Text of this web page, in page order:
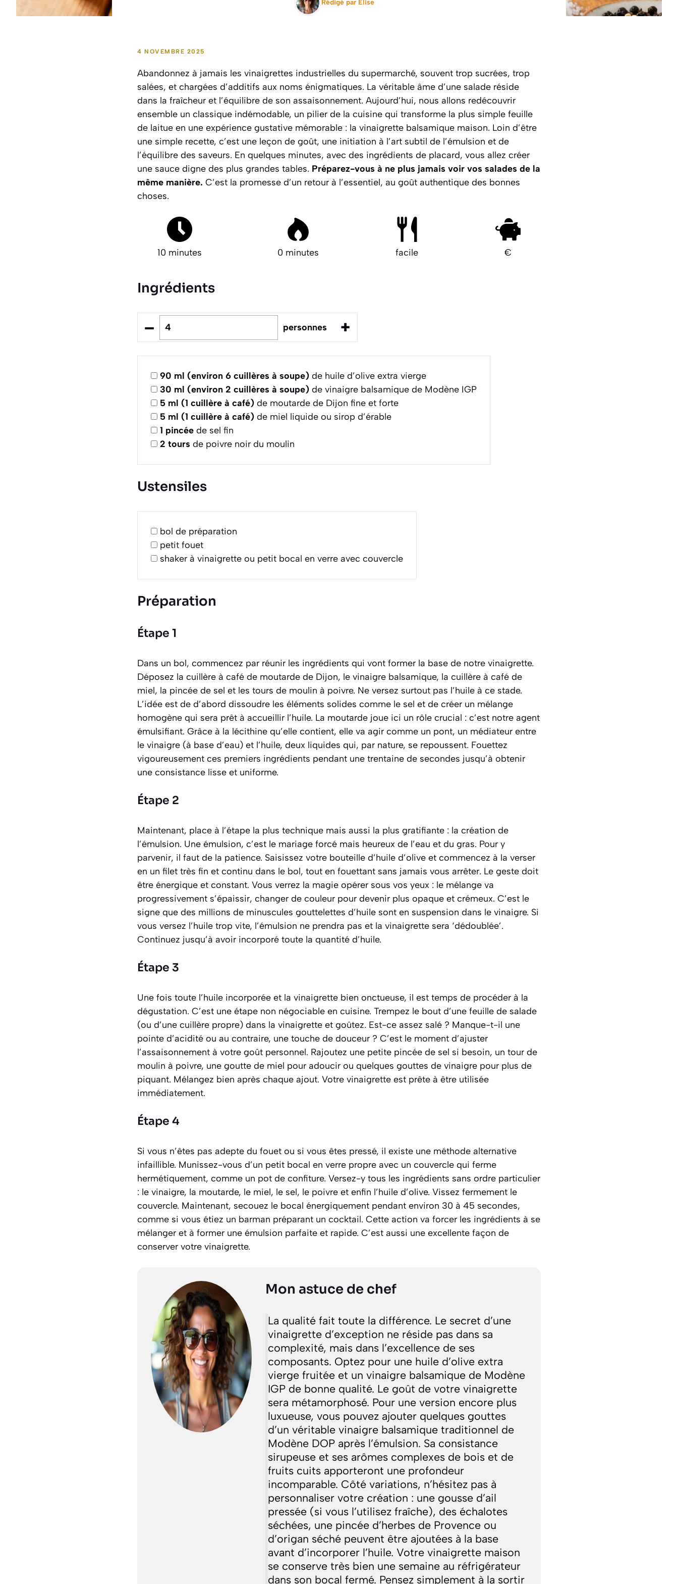
Rédigé par Elise
4 NOVEMBRE 2025
Abandonnez à jamais les vinaigrettes industrielles du supermarché, souvent trop sucrées, trop
salées, et chargées d’additifs aux noms énigmatiques. La véritable âme d’une salade réside
dans la fraîcheur et l’équilibre de son assaisonnement. Aujourd’hui, nous allons redécouvrir
ensemble un classique indémodable, un pilier de la cuisine qui transforme la plus simple feuille
de laitue en une expérience gustative mémorable : la vinaigrette balsamique maison. Loin d’être
une simple recette, c’est une leçon de goût, une initiation à l’art subtil de l’émulsion et de
l’équilibre des saveurs. En quelques minutes, avec des ingrédients de placard, vous allez créer
une sauce digne des plus grandes tables. Préparez-vous à ne plus jamais voir vos salades de la
même manière. C’est la promesse d’un retour à l’essentiel, au goût authentique des bonnes
choses.
10 minutes 0 minutes facile €
Ingrédients
– personnes +
90 ml (environ 6 cuillères à soupe) de huile d’olive extra vierge
30 ml (environ 2 cuillères à soupe) de vinaigre balsamique de Modène IGP
5 ml (1 cuillère à café) de moutarde de Dijon fine et forte
5 ml (1 cuillère à café) de miel liquide ou sirop d’érable
1 pincée de sel fin
2 tours de poivre noir du moulin
Ustensiles
bol de préparation
petit fouet
shaker à vinaigrette ou petit bocal en verre avec couvercle
Préparation
Étape 1
Dans un bol, commencez par réunir les ingrédients qui vont former la base de notre vinaigrette.
Déposez la cuillère à café de moutarde de Dijon, le vinaigre balsamique, la cuillère à café de
miel, la pincée de sel et les tours de moulin à poivre. Ne versez surtout pas l’huile à ce stade.
L’idée est de d’abord dissoudre les éléments solides comme le sel et de créer un mélange
homogène qui sera prêt à accueillir l’huile. La moutarde joue ici un rôle crucial : c’est notre agent
émulsifiant. Grâce à la lécithine qu’elle contient, elle va agir comme un pont, un médiateur entre
le vinaigre (à base d’eau) et l’huile, deux liquides qui, par nature, se repoussent. Fouettez
vigoureusement ces premiers ingrédients pendant une trentaine de secondes jusqu’à obtenir
une consistance lisse et uniforme.
Étape 2
Maintenant, place à l’étape la plus technique mais aussi la plus gratifiante : la création de
l’émulsion. Une émulsion, c’est le mariage forcé mais heureux de l’eau et du gras. Pour y
parvenir, il faut de la patience. Saisissez votre bouteille d’huile d’olive et commencez à la verser
en un filet très fin et continu dans le bol, tout en fouettant sans jamais vous arrêter. Le geste doit
être énergique et constant. Vous verrez la magie opérer sous vos yeux : le mélange va
progressivement s’épaissir, changer de couleur pour devenir plus opaque et crémeux. C’est le
signe que des millions de minuscules gouttelettes d’huile sont en suspension dans le vinaigre. Si
vous versez l’huile trop vite, l’émulsion ne prendra pas et la vinaigrette sera ‘dédoublée’.
Continuez jusqu’à avoir incorporé toute la quantité d’huile.
Étape 3
Une fois toute l’huile incorporée et la vinaigrette bien onctueuse, il est temps de procéder à la
dégustation. C’est une étape non négociable en cuisine. Trempez le bout d’une feuille de salade
(ou d’une cuillère propre) dans la vinaigrette et goûtez. Est-ce assez salé ? Manque-t-il une
pointe d’acidité ou au contraire, une touche de douceur ? C’est le moment d’ajuster
l’assaisonnement à votre goût personnel. Rajoutez une petite pincée de sel si besoin, un tour de
moulin à poivre, une goutte de miel pour adoucir ou quelques gouttes de vinaigre pour plus de
piquant. Mélangez bien après chaque ajout. Votre vinaigrette est prête à être utilisée
immédiatement.
Étape 4
Si vous n’êtes pas adepte du fouet ou si vous êtes pressé, il existe une méthode alternative
infaillible. Munissez-vous d’un petit bocal en verre propre avec un couvercle qui ferme
hermétiquement, comme un pot de confiture. Versez-y tous les ingrédients sans ordre particulier
: le vinaigre, la moutarde, le miel, le sel, le poivre et enfin l’huile d’olive. Vissez fermement le
couvercle. Maintenant, secouez le bocal énergiquement pendant environ 30 à 45 secondes,
comme si vous étiez un barman préparant un cocktail. Cette action va forcer les ingrédients à se
mélanger et à former une émulsion parfaite et rapide. C’est aussi une excellente façon de
conserver votre vinaigrette.
Mon astuce de chef
La qualité fait toute la différence. Le secret d’une
vinaigrette d’exception ne réside pas dans sa
complexité, mais dans l’excellence de ses
composants. Optez pour une huile d’olive extra
vierge fruitée et un vinaigre balsamique de Modène
IGP de bonne qualité. Le goût de votre vinaigrette
sera métamorphosé. Pour une version encore plus
luxueuse, vous pouvez ajouter quelques gouttes
d’un véritable vinaigre balsamique traditionnel de
Modène DOP après l’émulsion. Sa consistance
sirupeuse et ses arômes complexes de bois et de
fruits cuits apporteront une profondeur
incomparable. Côté variations, n’hésitez pas à
personnaliser votre création : une gousse d’ail
pressée (si vous l’utilisez fraîche), des échalotes
séchées, une pincée d’herbes de Provence ou
d’origan séché peuvent être ajoutées à la base
avant d’incorporer l’huile. Votre vinaigrette maison
se conserve très bien une semaine au réfrigérateur
dans son bocal fermé. Pensez simplement à la sortir